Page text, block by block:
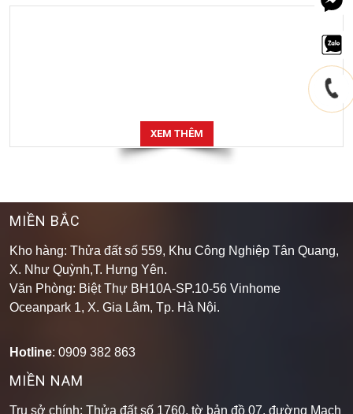
XEM THÊM
MIỀN BẮC
Kho hàng: Thửa đất số 559, Khu Công Nghiệp Tân Quang,
X. Như Quỳnh,T. Hưng Yên.
Văn Phòng: Biệt Thự BH10A-SP.10-56 Vinhome
Oceanpark 1, X. Gia Lâm, Tp. Hà Nội.
Hotline: 0909 382 863
MIỀN NAM
Trụ sở chính: Thửa đất số 1760, tờ bản đồ 07, đường Mạch